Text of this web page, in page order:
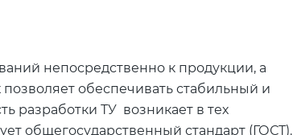
непосредственно к продукции, а
обеспечивать стабильный и
разработки ТУ возникает в тех
общегосударственный стандарт (ГОСТ).